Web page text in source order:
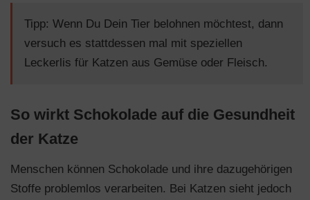
Tipp: Wenn Du Dein Tier belohnen möchtest, dann
versuch es stattdessen mal mit speziellen
Leckerlis für Katzen aus Gemüse oder Fleisch.
So wirkt Schokolade auf die Gesundheit
der Katze
Menschen können Schokolade und ihre dazugehörigen
Stoffe problemlos verarbeiten. Bei Katzen sieht jedoch